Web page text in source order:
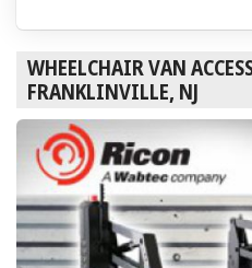
WHEELCHAIR VAN
FRANKLINVILLE, NJ